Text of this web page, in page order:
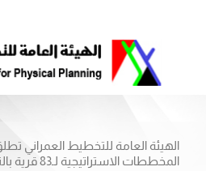
الهيئة العامة للتخطيط العمراني
المخططات الاستراتيجية لـ83 قرية بالتعاون مع محافظة الجيزة